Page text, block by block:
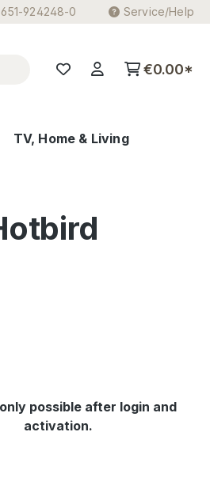
924248-0 Service/Help
€0.00*
TV, Home & Living
the desired amount
possible after login and
activation.